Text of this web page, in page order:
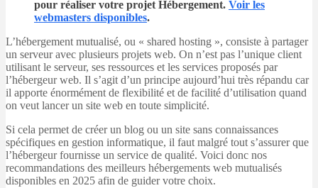
pour réaliser votre projet Hébergement. Voir les
webmasters disponibles.
L’hébergement mutualisé, ou « shared hosting », consiste à partager
un serveur avec plusieurs projets web. On n’est pas l’unique client
utilisant le serveur, ses ressources et les services proposés par
l’hébergeur web. Il s’agit d’un principe aujourd’hui très répandu car
il apporte énormément de flexibilité et de facilité d’utilisation quand
on veut lancer un site web en toute simplicité.
Si cela permet de créer un blog ou un site sans connaissances
spécifiques en gestion informatique, il faut malgré tout s’assurer que
l’hébergeur fournisse un service de qualité. Voici donc nos
recommandations des meilleurs hébergements web mutualisés
disponibles en 2025 afin de guider votre choix.